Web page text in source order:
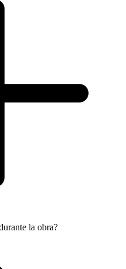
la obra?